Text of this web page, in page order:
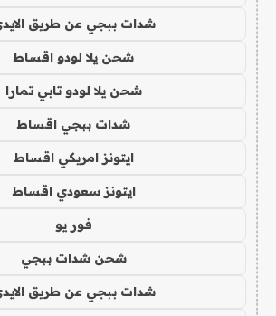
شدات ببجي عن طريق
شحن يلا لودو اقساط
شحن يلا لودو تابي تمارا
شدات ببجي اقساط
ايتونز امريكي اقساط
ايتونز سعودي اقساط
فور يو
شحن شدات ببجي
شدات ببجي عن طريق